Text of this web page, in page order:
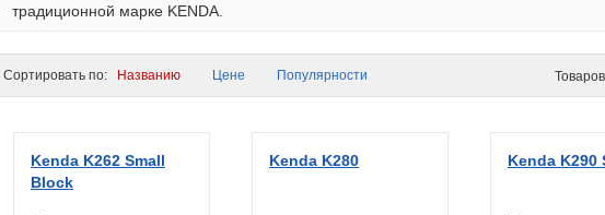
традиционной марке KENDA.
Сортировать по: Названию Цене Популярности
Kenda K262 Small
Block
Kenda K280 Kenda K290